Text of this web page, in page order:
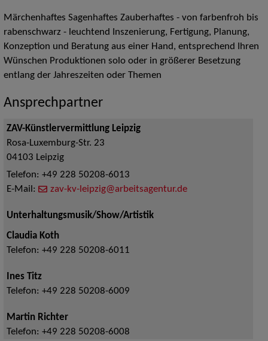
Märchenhaftes Sagenhaftes Zauberhaftes - von farbenfroh bis
rabenschwarz - leuchtend Inszenierung, Fertigung, Planung,
Konzeption und Beratung aus einer Hand, entsprechend Ihren
Wünschen Produktionen solo oder in größerer Besetzung
entlang der Jahreszeiten oder Themen
Ansprechpartner
ZAV-Künstlervermittlung Leipzig
Rosa-Luxemburg-Str. 23
04103 Leipzig
Telefon: +49 228 50208-6013
E-Mail:
zav-kv-leipzig@arbeitsagentur.de
Unterhaltungsmusik/Show/Artistik
Claudia Koth
Telefon: +49 228 50208-6011
Ines Titz
Telefon: +49 228 50208-6009
Martin Richter
Telefon: +49 228 50208-6008